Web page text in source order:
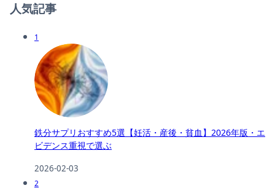
人気記事
1
鉄分サプリおすすめ5選【妊活・産後・貧血】2026年版・エ
ビデンス重視で選ぶ
2026-02-03
2